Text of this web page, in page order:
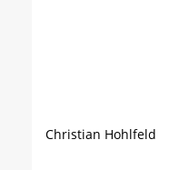
Christian Hohlfeld